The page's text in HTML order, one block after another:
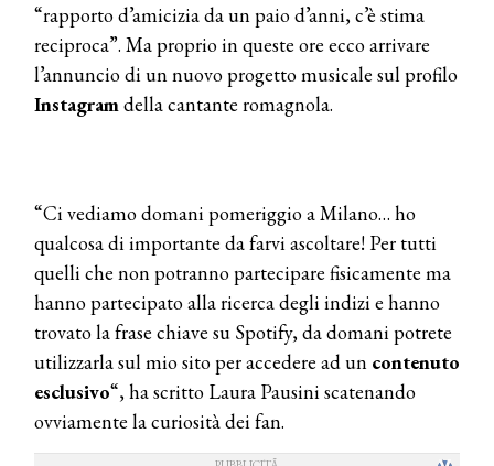
“rapporto d’amicizia da un paio d’anni, c’è stima
reciproca”. Ma proprio in queste ore ecco arrivare
l’annuncio di un nuovo progetto musicale sul profilo
Instagramdella cantante romagnola.
“Ci vediamo domani pomeriggio a Milano… ho
qualcosa di importante da farvi ascoltare! Per tutti
quelli che non potranno partecipare fisicamente ma
hanno partecipato alla ricerca degli indizi e hanno
trovato la frase chiave su Spotify, da domani potrete
utilizzarla sul mio sito per accedere ad un contenuto
esclusivo“, ha scritto Laura Pausini scatenando
ovviamente la curiosità dei fan.